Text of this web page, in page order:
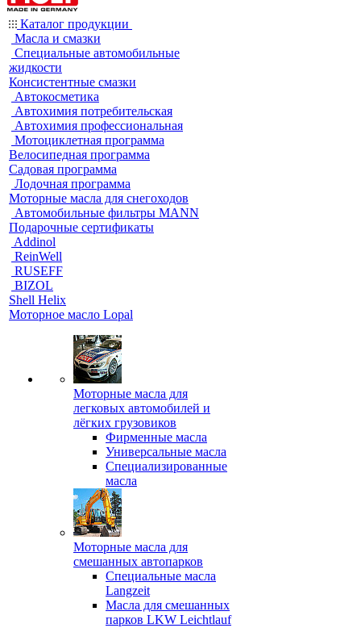
Каталог продукции
Масла и смазки
Специальные автомобильные
жидкости
Консистентные смазки
Автокосметика
Автохимия потребительская
Автохимия профессиональная
Мотоциклетная программа
Велосипедная программа
Садовая программа
Лодочная программа
Моторные масла для снегоходов
Автомобильные фильтры MANN
Подарочные сертификаты
Addinol
ReinWell
RUSEFF
BIZOL
Shell Helix
Моторное масло Lopal
Моторные масла для
легковых автомобилей и
лёгких грузовиков
Фирменные масла
Универсальные масла
Специализированные
масла
Моторные масла для
смешанных автопарков
Специальные масла
Langzeit
Масла для смешанных
парков LKW Leichtlauf